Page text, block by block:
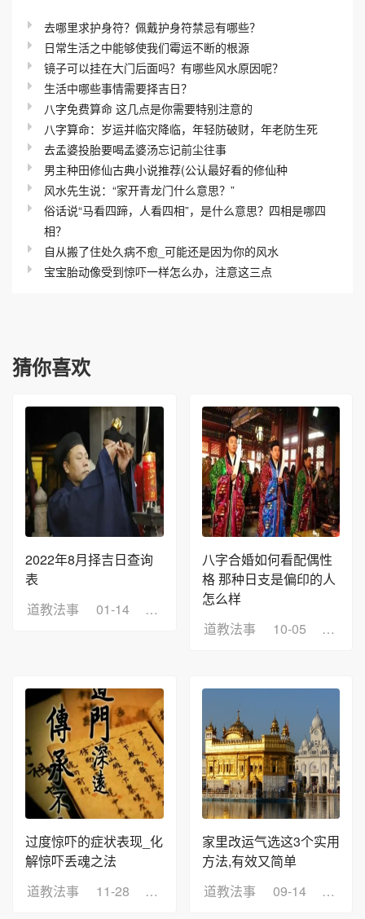
去哪里求护身符？佩戴护身符禁忌有哪些？
日常生活之中能够使我们霉运不断的根源
镜子可以挂在大门后面吗？有哪些风水原因呢？
生活中哪些事情需要择吉日？
八字免费算命 这几点是你需要特别注意的
八字算命：岁运并临灾降临，年轻防破财，年老防生死
去孟婆投胎要喝孟婆汤忘记前尘往事
男主种田修仙古典小说推荐(公认最好看的修仙种
风水先生说：“家开青龙门什么意思？”
俗话说“马看四蹄，人看四相”，是什么意思？四相是哪四
相？
自从搬了住处久病不愈_可能还是因为你的风水
宝宝胎动像受到惊吓一样怎么办，注意这三点
猜你喜欢
2022年8月择吉日查询
表
道教法事
01-14 浏览：10
八字合婚如何看配偶性
格 那种日支是偏印的人
怎么样
道教法事
10-05 浏览
过度惊吓的症状表现_化
解惊吓丢魂之法
道教法事
11-28 浏览：13
家里改运气选这3个实用
方法,有效又简单
道教法事
09-14 浏览